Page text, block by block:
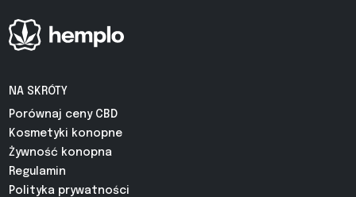
NA SKRÓTY
Porównaj ceny CBD
Kosmetyki konopne
Żywność konopna
Regulamin
Polityka prywatności